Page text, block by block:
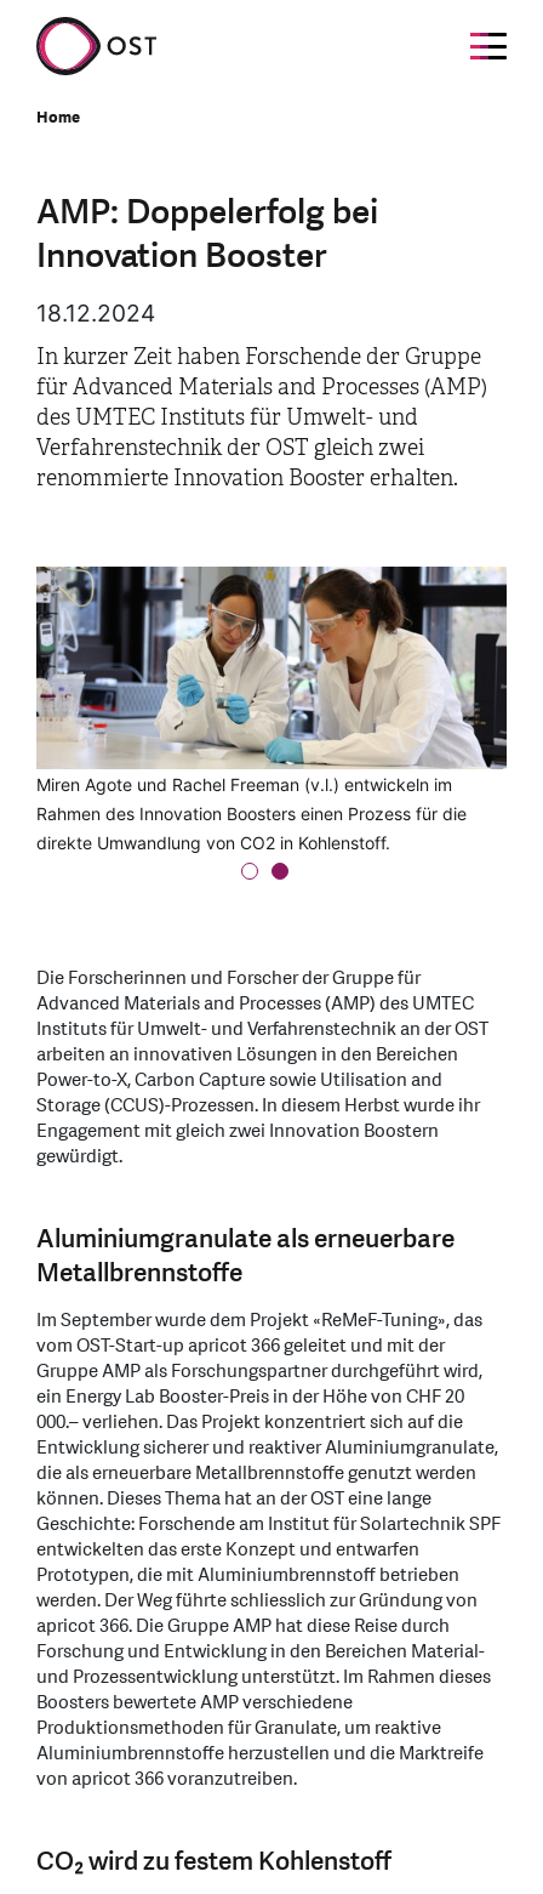
Home
AMP: Doppelerfolg bei
Innovation Booster
18.12.2024
In kurzer Zeit haben Forschende der Gruppe
für Advanced Materials and Processes (AMP)
des UMTEC Instituts für Umwelt- und
Verfahrenstechnik der OST gleich zwei
renommierte Innovation Booster erhalten.
Miren Agote vom UMTEC und Michel Haller von apricot
366 nehmen den Innovation Booster für ihr Projekt ReMeF-
Tuning entgegen.
Miren Agote und Rachel Freeman (v.l.) entwickeln im
Rahmen des Innovation Boosters einen Prozess für die
direkte Umwandlung von CO2 in Kohlenstoff.
Die Forscherinnen und Forscher der Gruppe für
Advanced Materials and Processes (AMP) des UMTEC
Instituts für Umwelt- und Verfahrenstechnik an der OST
arbeiten an innovativen Lösungen in den Bereichen
Power-to-X, Carbon Capture sowie Utilisation and
Storage (CCUS)-Prozessen. In diesem Herbst wurde ihr
Engagement mit gleich zwei Innovation Boostern
gewürdigt.
Aluminiumgranulate als erneuerbare
Metallbrennstoffe
Im September wurde dem Projekt «ReMeF-Tuning», das
vom OST-Start-up apricot 366 geleitet und mit der
Gruppe AMP als Forschungspartner durchgeführt wird,
ein Energy Lab Booster-Preis in der Höhe von CHF 20
000.– verliehen. Das Projekt konzentriert sich auf die
Entwicklung sicherer und reaktiver Aluminiumgranulate,
die als erneuerbare Metallbrennstoffe genutzt werden
können. Dieses Thema hat an der OST eine lange
Geschichte: Forschende am Institut für Solartechnik SPF
entwickelten das erste Konzept und entwarfen
Prototypen, die mit Aluminiumbrennstoff betrieben
werden. Der Weg führte schliesslich zur Gründung von
apricot 366. Die Gruppe AMP hat diese Reise durch
Forschung und Entwicklung in den Bereichen Material-
und Prozessentwicklung unterstützt. Im Rahmen dieses
Boosters bewertete AMP verschiedene
Produktionsmethoden für Granulate, um reaktive
Aluminiumbrennstoffe herzustellen und die Marktreife
von apricot 366 voranzutreiben.
CO₂ wird zu festem Kohlenstoff